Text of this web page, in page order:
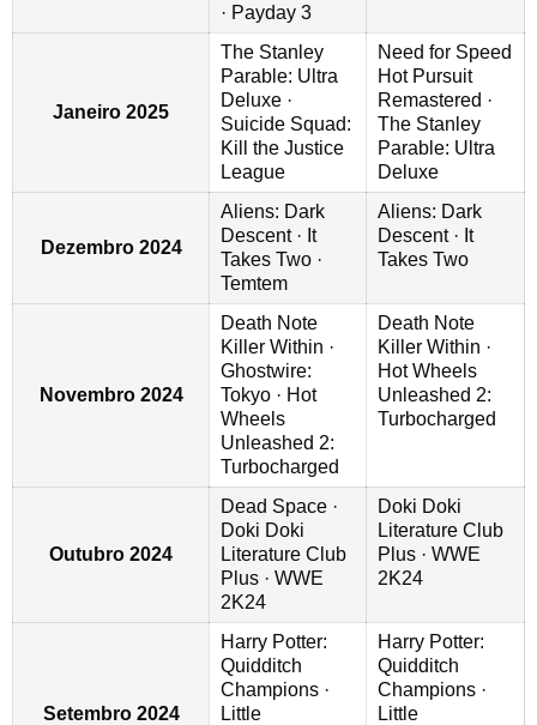
· Payday 3
Janeiro 2025
The Stanley
Parable: Ultra
Deluxe ·
Suicide Squad:
Kill the Justice
League
Need for Speed
Hot Pursuit
Remastered ·
The Stanley
Parable: Ultra
Deluxe
Dezembro 2024
Aliens: Dark
Descent · It
Takes Two ·
Temtem
Aliens: Dark
Descent · It
Takes Two
Novembro 2024
Death Note
Killer Within ·
Ghostwire:
Tokyo · Hot
Wheels
Unleashed 2:
Turbocharged
Death Note
Killer Within ·
Hot Wheels
Unleashed 2:
Turbocharged
Outubro 2024
Dead Space ·
Doki Doki
Literature Club
Plus · WWE
2K24
Doki Doki
Literature Club
Plus · WWE
2K24
Setembro 2024
Harry Potter:
Quidditch
Champions ·
Little
Harry Potter:
Quidditch
Champions ·
Little